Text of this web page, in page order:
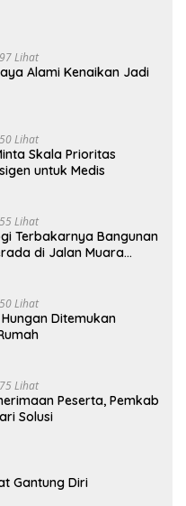
Lihat
Alami Kenaikan Jadi
Lihat
Skala Prioritas
untuk Medis
Lihat
Terbakarnya Bangunan
di Jalan Muara
Lihat
Ditemukan
Lihat
Peserta, Pemkab
Solusi
Gantung Diri